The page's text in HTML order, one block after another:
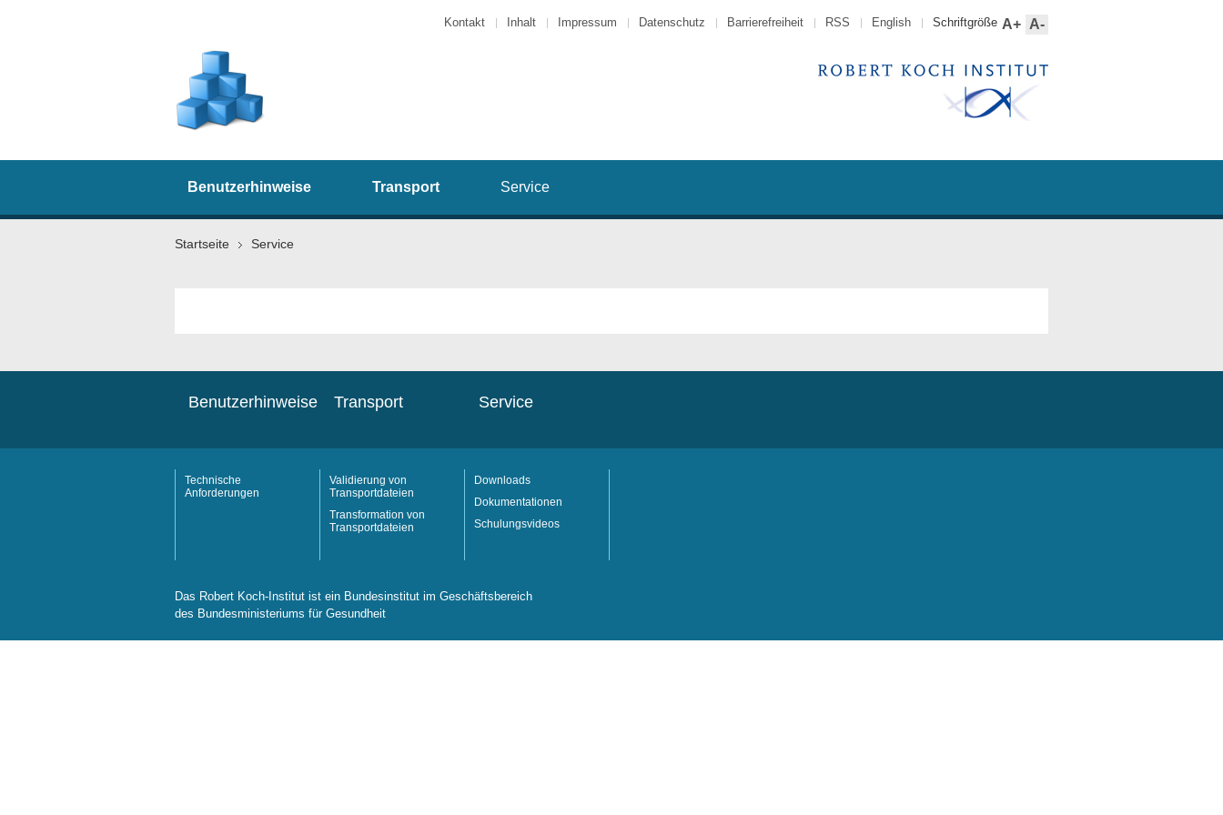
Schriftgröße A+ A-
Kontakt Inhalt Impressum Datenschutz Barrierefreiheit RSS English
Benutzerhinweise Transport Service
Startseite Service
Benutzerhinweise
Technische
Anforderungen
Transport
Validierung von
Transportdateien
Transformation von
Transportdateien
Service
Downloads
Dokumentationen
Schulungsvideos
Das Robert Koch-Institut ist ein Bundesinstitut im Geschäftsbereich
des Bundesministeriums für Gesundheit